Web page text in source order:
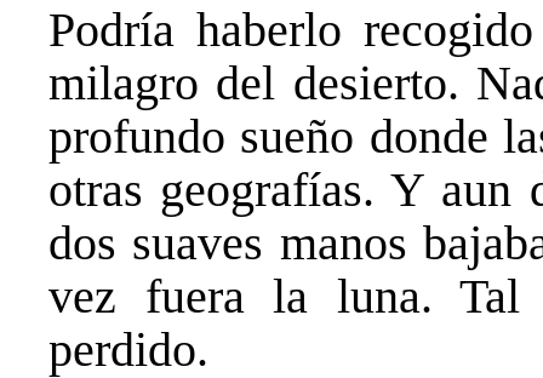
Podría haberlo
milagro del desierto.
profundo sueño donde
otras geografías. Y aun
dos suaves manos
vez fuera la luna.
perdido.